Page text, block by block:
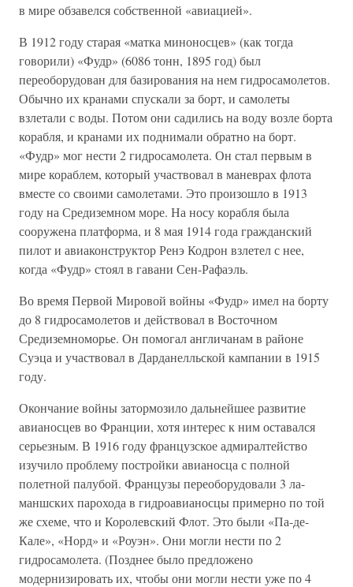
в мире обзавелся собственной «авиацией».
В 1912 году старая «матка миноносцев» (как тогда
говорили) «Фудр» (6086 тонн, 1895 год) был
переоборудован для базирования на нем гидросамолетов.
Обычно их кранами спускали за борт, и самолеты
взлетали с воды. Потом они садились на воду возле борта
корабля, и кранами их поднимали обратно на борт.
«Фудр» мог нести 2 гидросамолета. Он стал первым в
мире кораблем, который участвовал в маневрах флота
вместе со своими самолетами. Это произошло в 1913
году на Средиземном море. На носу корабля была
сооружена платформа, и 8 мая 1914 года гражданский
пилот и авиаконструктор Ренэ Кодрон взлетел с нее,
когда «Фудр» стоял в гавани Сен-Рафаэль.
Во время Первой Мировой войны «Фудр» имел на борту
до 8 гидросамолетов и действовал в Восточном
Средиземноморье. Он помогал англичанам в районе
Суэца и участвовал в Дарданелльской кампании в 1915
году.
Окончание войны затормозило дальнейшее развитие
авианосцев во Франции, хотя интерес к ним оставался
серьезным. В 1916 году французское адмиралтейство
изучило проблему постройки авианосца с полной
полетной палубой. Французы переоборудовали 3 ла-
маншских парохода в гидроавианосцы примерно по той
же схеме, что и Королевский Флот. Это были «Па-де-
Кале», «Норд» и «Роуэн». Они могли нести по 2
гидросамолета. (Позднее было предложено
модернизировать их, чтобы они могли нести уже по 4